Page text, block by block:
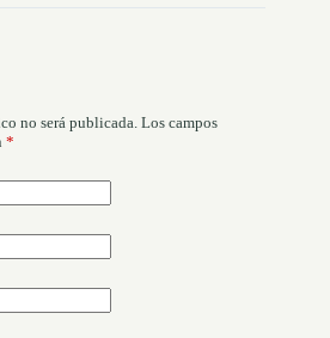
no será publicada. Los campos
*